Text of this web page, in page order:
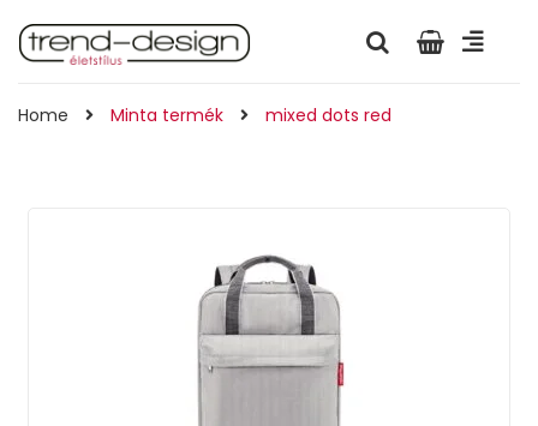
Home Minta termék mixed dots red